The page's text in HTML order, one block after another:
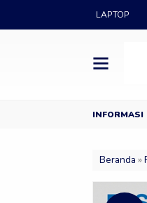
LAPTOP
Datang ke Showroom
Beranda »